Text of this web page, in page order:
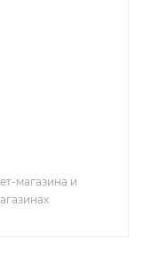
магазина и